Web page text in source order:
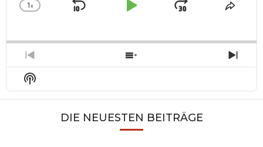
Change
1x
Skip
Play
Jump
Share
Previous
Episode
Show
Episodes
Next
Show
Podcast
Information
DIE NEUESTEN BEITRÄGE